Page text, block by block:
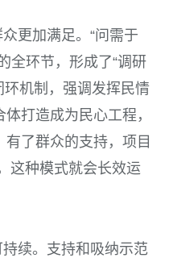
更加满足。 “问需于
全环节，形成了“调研
机制，强调发挥民情
打造成为民心工程，
了群众的支持，项目
这种模式就会长效运
续。 支持和吸纳示范